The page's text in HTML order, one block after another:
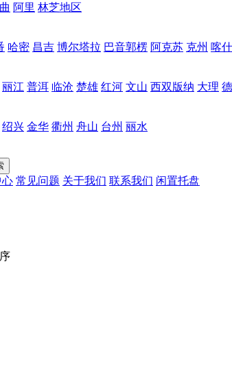
阿里 林芝地区
哈密 昌吉 博尔塔拉 巴音郭楞 阿克苏 克州 喀什
丽江 普洱 临沧 楚雄 红河 文山 西双版纳 大理
绍兴 金华 衢州 舟山 台州 丽水
心 常见问题 关于我们 联系我们 闲置托盘